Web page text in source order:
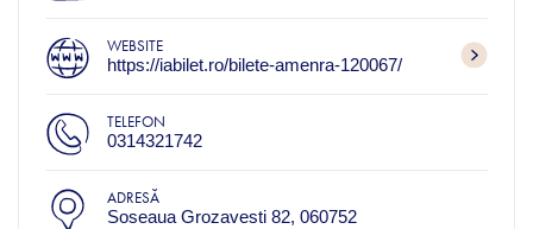
WEBSITE
https://iabilet.ro/bilete-amenra-120067/
TELEFON
0314321742
ADRESĂ
Soseaua Grozavesti 82, 060752